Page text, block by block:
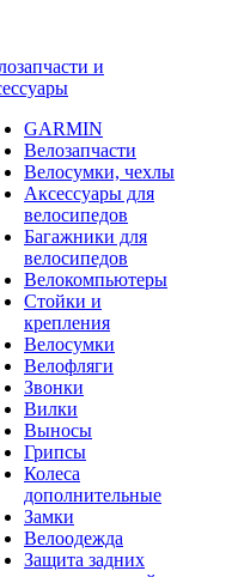
и
GARMIN
Велозапчасти
Велосумки, чехлы
Аксессуары для
велосипедов
Багажники для
велосипедов
Велокомпьютеры
Стойки и
крепления
Велосумки
Велофляги
Звонки
Вилки
Выносы
Грипсы
Колеса
дополнительные
Замки
Велоодежда
Защита задних